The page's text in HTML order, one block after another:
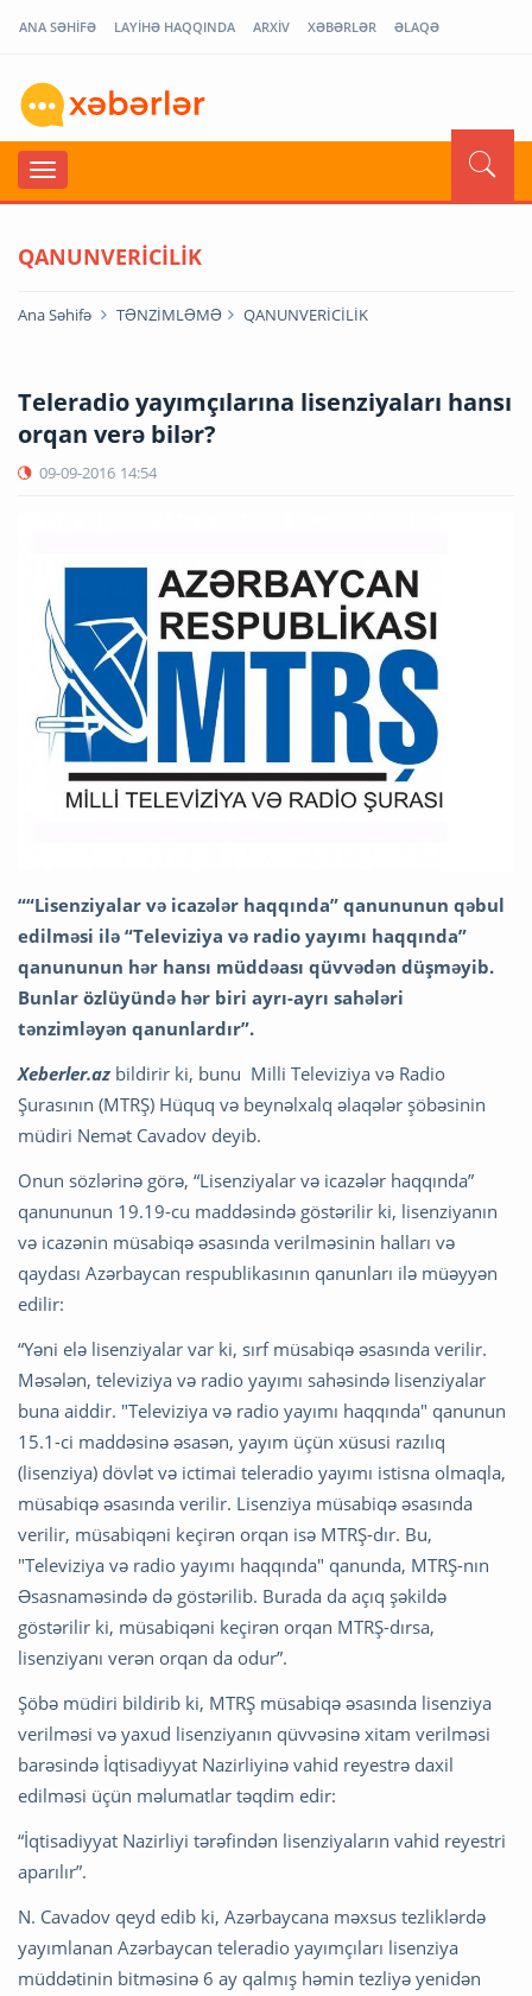
ANA SƏHİFƏ LAYİHƏ HAQQINDA ARXİV XƏBƏRLƏR ƏLAQƏ
QANUNVERİCİLİK
Ana Səhifə TƏNZİMLƏMƏ QANUNVERİCİLİK
Teleradio yayımçılarına lisenziyaları hansı
orqan verə bilər?
09-09-2016 14:54
““Lisenziyalar və icazələr haqqında” qanununun qəbul
edilməsi ilə “Televiziya və radio yayımı haqqında”
qanununun hər hansı müddəası qüvvədən düşməyib.
Bunlar özlüyündə hər biri ayrı-ayrı sahələri
tənzimləyən qanunlardır”.
Xeberler.az bildirir ki, bunu Milli Televiziya və Radio
Şurasının (MTRŞ) Hüquq və beynəlxalq əlaqələr şöbəsinin
müdiri Nemət Cavadov deyib.
Onun sözlərinə görə, “Lisenziyalar və icazələr haqqında”
qanununun 19.19-cu maddəsində göstərilir ki, lisenziyanın
və icazənin müsabiqə əsasında verilməsinin halları və
qaydası Azərbaycan respublikasının qanunları ilə müəyyən
edilir:
“Yəni elə lisenziyalar var ki, sırf müsabiqə əsasında verilir.
Məsələn, televiziya və radio yayımı sahəsində lisenziyalar
buna aiddir. "Televiziya və radio yayımı haqqında" qanunun
15.1-ci maddəsinə əsasən, yayım üçün xüsusi razılıq
(lisenziya) dövlət və ictimai teleradio yayımı istisna olmaqla,
müsabiqə əsasında verilir. Lisenziya müsabiqə əsasında
verilir, müsabiqəni keçirən orqan isə MTRŞ-dır. Bu,
"Televiziya və radio yayımı haqqında" qanunda, MTRŞ-nın
Əsasnaməsində də göstərilib. Burada da açıq şəkildə
göstərilir ki, müsabiqəni keçirən orqan MTRŞ-dırsa,
lisenziyanı verən orqan da odur”.
Şöbə müdiri bildirib ki, MTRŞ müsabiqə əsasında lisenziya
verilməsi və yaxud lisenziyanın qüvvəsinə xitam verilməsi
barəsində İqtisadiyyat Nazirliyinə vahid reyestrə daxil
edilməsi üçün məlumatlar təqdim edir:
“İqtisadiyyat Nazirliyi tərəfindən lisenziyaların vahid reyestri
aparılır”.
N. Cavadov qeyd edib ki, Azərbaycana məxsus tezliklərdə
yayımlanan Azərbaycan teleradio yayımçıları lisenziya
müddətinin bitməsinə 6 ay qalmış həmin tezliyə yenidən